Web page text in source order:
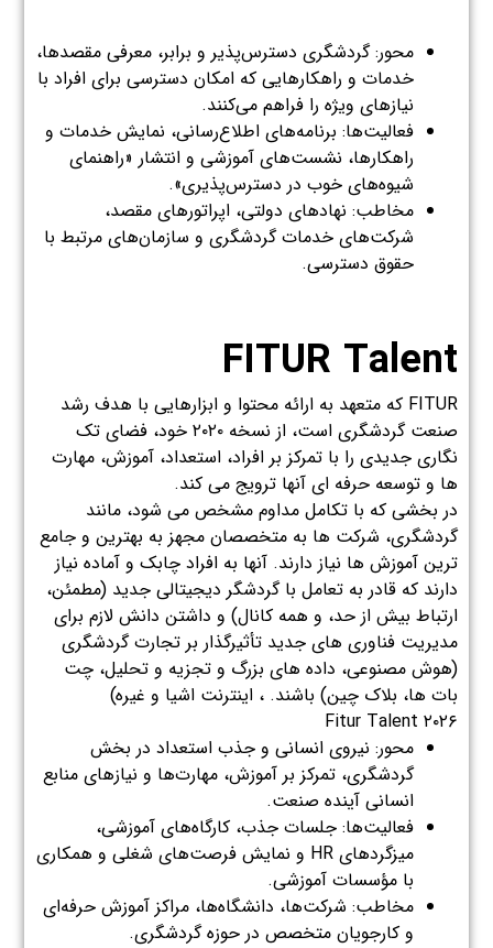
محور: گردشگری دسترس‌پذیر و برابر، معرفی مقصدها،
خدمات و راهکارهایی که امکان دسترسی برای افراد با
نیازهای ویژه را فراهم می‌کنند.
فعالیت‌ها: برنامه‌های اطلاع‌رسانی، نمایش خدمات و
راهکارها، نشست‌های آموزشی و انتشار «راهنمای
شیوه‌های خوب در دسترس‌پذیری».
مخاطب: نهادهای دولتی، اپراتورهای مقصد،
شرکت‌های خدمات گردشگری و سازمان‌های مرتبط با
حقوق دسترسی.
FITUR Talent
FITUR که متعهد به ارائه محتوا و ابزارهایی با هدف رشد
صنعت گردشگری است، از نسخه ۲۰۲۰ خود، فضای تک
نگاری جدیدی را با تمرکز بر افراد، استعداد، آموزش، مهارت
ها و توسعه حرفه ای آنها ترویج می کند.
در بخشی که با تکامل مداوم مشخص می شود، مانند
گردشگری، شرکت ها به متخصصان مجهز به بهترین و جامع
ترین آموزش ها نیاز دارند. آنها به افراد چابک و آماده نیاز
دارند که قادر به تعامل با گردشگر دیجیتالی جدید (مطمئن،
ارتباط بیش از حد، و همه کانال) و داشتن دانش لازم برای
مدیریت فناوری های جدید تأثیرگذار بر تجارت گردشگری
(هوش مصنوعی، داده های بزرگ و تجزیه و تحلیل، چت
بات ها، بلاک چین) باشند. ، اینترنت اشیا و غیره)
Fitur Talent ۲۰۲۶
محور: نیروی انسانی و جذب استعداد در بخش
گردشگری، تمرکز بر آموزش، مهارت‌ها و نیازهای منابع
انسانی آینده صنعت.
فعالیت‌ها: جلسات جذب، کارگاه‌های آموزشی،
میزگردهای HR و نمایش فرصت‌های شغلی و همکاری
با مؤسسات آموزشی.
مخاطب: شرکت‌ها، دانشگاه‌ها، مراکز آموزش حرفه‌ای
و کارجویان متخصص در حوزه گردشگری.